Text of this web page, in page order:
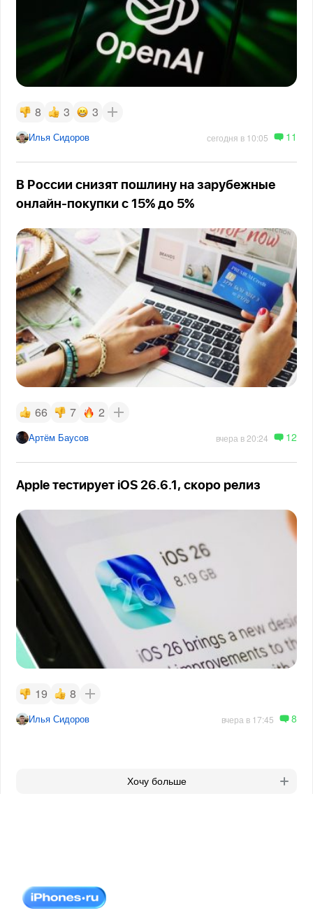
8 3 3
Илья Сидоров сегодня в 10:05 11
В России снизят пошлину на зарубежные
онлайн-покупки с 15% до 5%
66 7 2
Артём Баусов вчера в 20:24 12
Apple тестирует iOS 26.6.1, скоро релиз
19 8
Илья Сидоров вчера в 17:45 8
Хочу больше